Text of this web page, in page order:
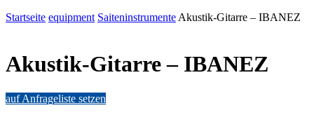
Startseite equipment Saiteninstrumente Akustik-Gitarre – IBANEZ
Akustik-Gitarre – IBANEZ
auf Anfrageliste setzen